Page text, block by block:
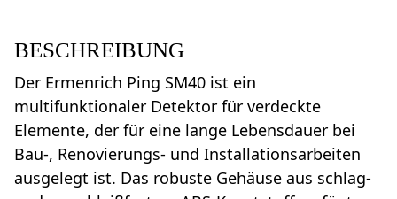
BESCHREIBUNG
Der Ermenrich Ping SM40 ist ein
multifunktionaler Detektor für verdeckte
Elemente, der für eine lange Lebensdauer bei
Bau-, Renovierungs- und Installationsarbeiten
ausgelegt ist. Das robuste Gehäuse aus schlag-